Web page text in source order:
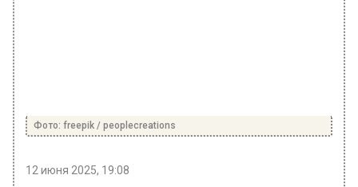
Фото: freepik / peoplecreations
12 июня 2025, 19:08